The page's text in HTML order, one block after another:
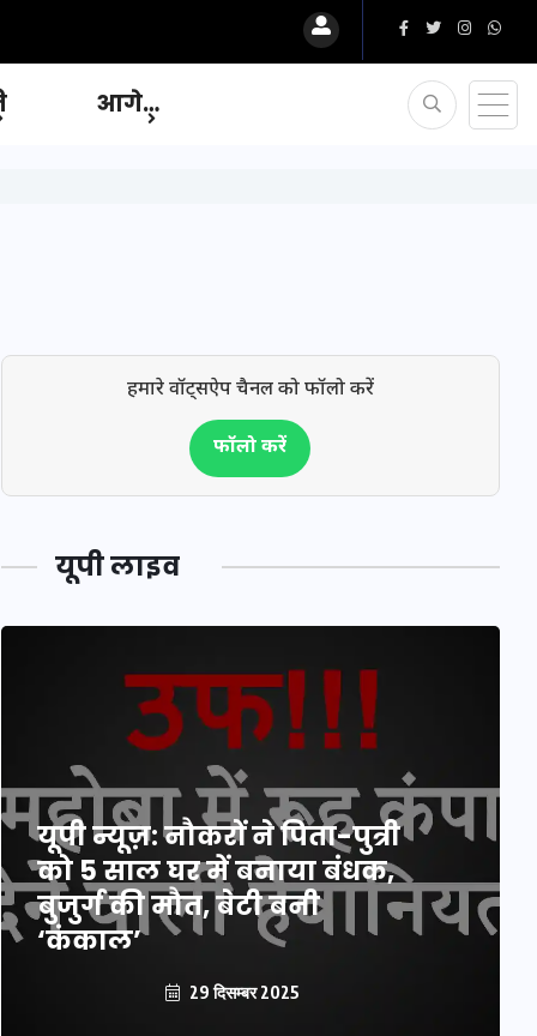
आगे…
हमारे वॉट्सऐप चैनल को फॉलो करें
फॉलो करें
यूपी लाइव
यूपी न्यूज़: नौकरों ने पिता-पुत्री
को 5 साल घर में बनाया बंधक,
बुजुर्ग की मौत, बेटी बनी
‘कंकाल’
29 दिसम्बर 2025